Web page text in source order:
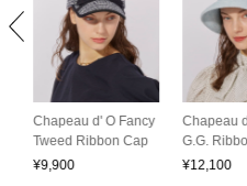
Chapeau d' O Fancy
Tweed Ribbon Cap
¥9,900
Chapeau
G.G.
¥12,100